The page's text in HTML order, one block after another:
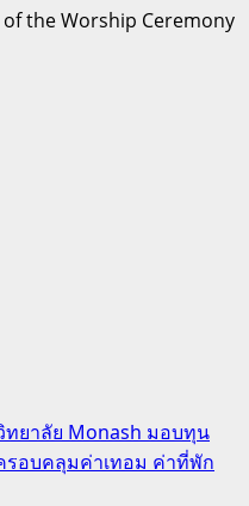
the Worship Ceremony
ทยาลัย Monash มอบทุน
รอบคลุมค่าเทอม ค่าที่พัก